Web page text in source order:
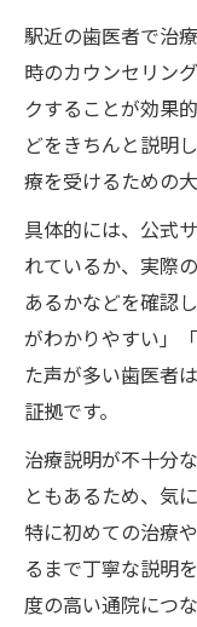
駅近の歯医者で治
時のカウンセリン
クすることが効果
どをきちんと説明
療を受けるための
具体的には、公式
れているか、実際
あるかなどを確認
がわかりやすい」
た声が多い歯医者
証拠です。
治療説明が不十分
ともあるため、気
特に初めての治療
るまで丁寧な説明
度の高い通院につな